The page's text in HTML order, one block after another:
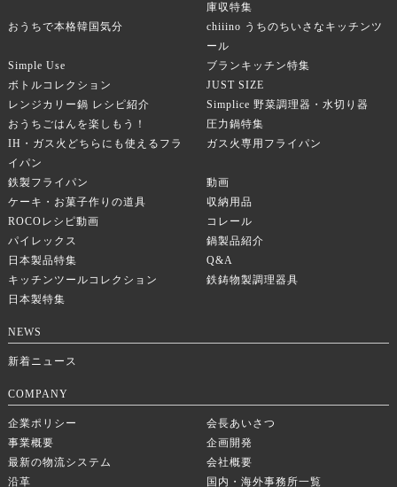
庫収特集
おうちで本格韓国気分
chiiino うちのちいさなキッチンツ
ール
Simple Use
ブランキッチン特集
ボトルコレクション
JUST SIZE
レンジカリー鍋 レシピ紹介
Simplice 野菜調理器・水切り器
おうちごはんを楽しもう！
圧力鍋特集
IH・ガス火どちらにも使えるフラ
イパン
ガス火専用フライパン
鉄製フライパン
動画
ケーキ・お菓子作りの道具
収納用品
ROCOレシピ動画
コレール
パイレックス
鍋製品紹介
日本製品特集
Q&A
キッチンツールコレクション
鉄鋳物製調理器具
日本製特集
NEWS
新着ニュース
COMPANY
企業ポリシー
会長あいさつ
事業概要
企画開発
最新の物流システム
会社概要
沿革
国内・海外事務所一覧